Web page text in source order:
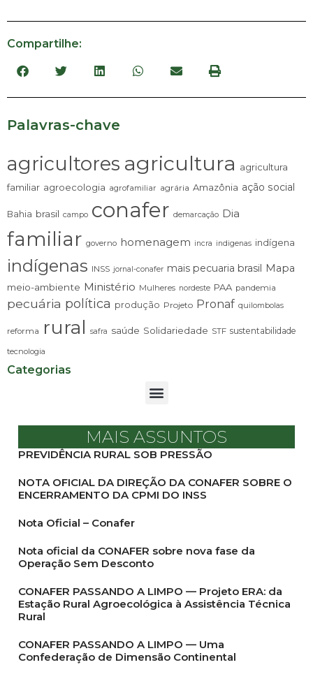
Compartilhe:
Palavras-chave
agricultores agricultura agricultura
familiar agroecologia agrofamiliar agrária Amazônia ação social
Bahia brasil campo conafer demarcação Dia
familiar governo homenagem incra indigenas indígena
indígenas INSS jornal-conafer mais pecuaria brasil Mapa
meio-ambiente Ministério Mulheres nordeste PAA pandemia
pecuária política produção Projeto Pronaf quilombolas
reforma rural safra saúde Solidariedade STF sustentabilidade
tecnologia
Categorias
MAIS ASSUNTOS
PREVIDÊNCIA RURAL SOB PRESSÃO
NOTA OFICIAL DA DIREÇÃO DA CONAFER SOBRE O
ENCERRAMENTO DA CPMI DO INSS
Nota Oficial – Conafer
Nota oficial da CONAFER sobre nova fase da
Operação Sem Desconto
CONAFER PASSANDO A LIMPO — Projeto ERA: da
Estação Rural Agroecológica à Assistência Técnica
Rural
CONAFER PASSANDO A LIMPO — Uma
Confederação de Dimensão Continental